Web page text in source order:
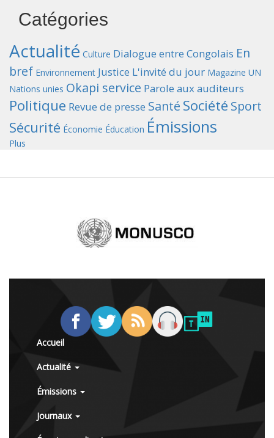
Catégories
Actualité Culture Dialogue entre Congolais En
bref Environnement Justice L'invité du jour Magazine UN
Nations unies Okapi service Parole aux auditeurs
Politique Revue de presse Santé Société Sport
Sécurité Économie Éducation Émissions
Plus
Accueil
Actualité
Émissions
Journaux